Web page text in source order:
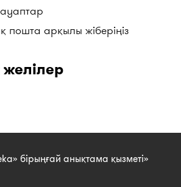
пошта арқылы жіберіңіз
бірыңғай анықтама қызметі»